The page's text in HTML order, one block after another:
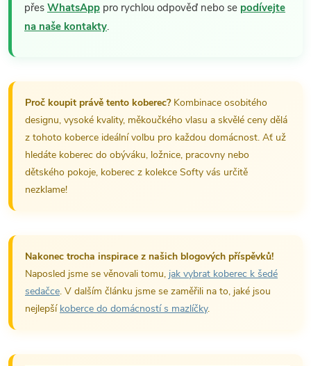
přes WhatsApp pro rychlou odpověď nebo se podívejte
na naše kontakty.
Proč koupit právě tento koberec?Kombinace osobitého
designu, vysoké kvality, měkoučkého vlasu a skvělé ceny dělá
z tohoto koberce ideální volbu pro každou domácnost. Ať už
hledáte koberec do obýváku, ložnice, pracovny nebo
dětského pokoje, koberec z kolekce Softy vás určitě
nezklame!
Nakonec trocha inspirace z našich blogových příspěvků!
Naposled jsme se věnovali tomu, jak vybrat koberec k šedé
sedačce. V dalším článku jsme se zaměřili na to, jaké jsou
nejlepší koberce do domácností s mazlíčky.